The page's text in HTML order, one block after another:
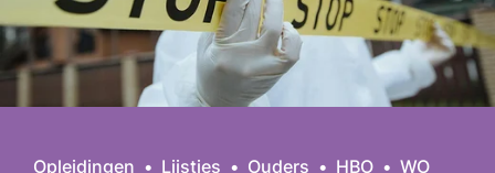
Opleidingen Lijstjes Ouders HBO WO